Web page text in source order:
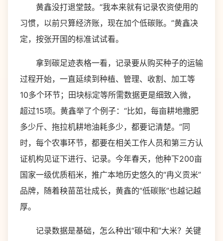
黄鑫没打退堂鼓。“我本来就有记录农资使用的
习惯，以前只算经济账，现在加个低碳账。”黄鑫决
定，按张开国的标准试试看。
拿到碳足迹表格一看，记录要从购买种子的运输
过程开始，一直延续到种植、管理、收割、加工等
10多个环节；田块标定等所需数据更是细致入微，
超过15项。黄鑫举了个例子：“比如，每亩耕地撒肥
多少斤、拖拉机耕地油耗多少，都要记清楚。”同
时，每个农事环节，都要在相关工作人员和第三方认
证机构见证下进行、记录。今年春天，他种下200亩
国家一级优质稻米，推广本地历史悠久的“冉义贡米”
品牌，随着秧苗茁壮成长，黄鑫的“低碳账”也越记越
厚。
记录数据是基础，怎么种出“碳中和”大米？关键